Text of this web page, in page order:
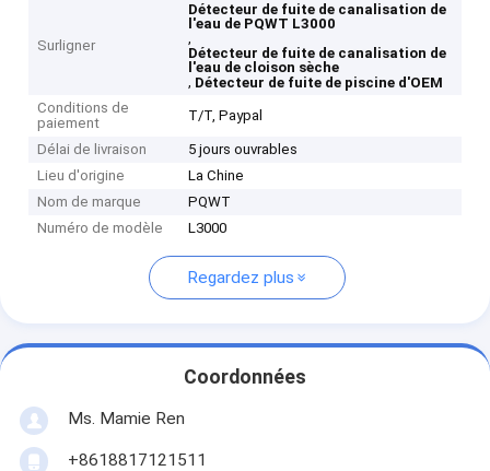
Surligner
Détecteur de fuite de canalisation de
l'eau de PQWT L3000
,
Détecteur de fuite de canalisation de
l'eau de cloison sèche
, Détecteur de fuite de piscine d'OEM
Conditions de
paiement
T/T, Paypal
Délai de livraison
5 jours ouvrables
Lieu d'origine
La Chine
Nom de marque
PQWT
Numéro de modèle
L3000
Regardez plus
Coordonnées
Ms. Mamie Ren
+8618817121511